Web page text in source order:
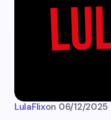
LulaFlixon 06/12/2025